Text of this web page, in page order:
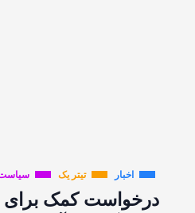
اخبار تیتر یک سیاست
درخواست کمک برای